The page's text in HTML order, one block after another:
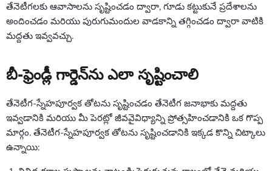
తేనెటీగలకు ఆవాసాలను సృష్టించడం ద్వారా, గూడు కట్టుకునే ప్రదేశాలను
అందించడం మరియు పురుగుమందుల వాడకాన్ని తగ్గించడం ద్వారా వాటికి
మద్దతు ఇవ్వవచ్చు.
బీ-ఫ్రెండ్లీ గార్డెన్‌ను ఎలా సృష్టించాలి
తేనెటీగ-స్నేహపూర్వక తోటను సృష్టించడం తేనెటీగ జనాభాకు మద్దతు
ఇవ్వడానికి మరియు మీ పెరట్లో జీవవైవిధ్యాన్ని ప్రోత్సహించడానికి ఒక గొప్ప
మార్గం. తేనెటీగ-స్నేహపూర్వక తోటను సృష్టించడానికి ఇక్కడ కొన్ని చిట్కాలు
ఉన్నాయి: